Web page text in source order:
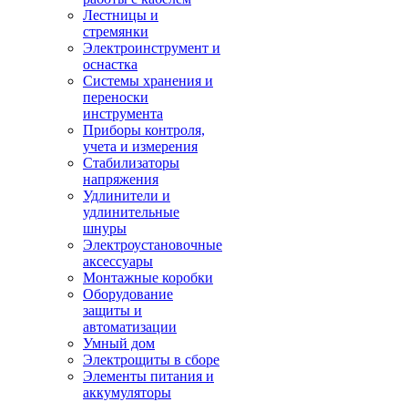
Лестницы и
стремянки
Электроинструмент и
оснастка
Системы хранения и
переноски
инструмента
Приборы контроля,
учета и измерения
Стабилизаторы
напряжения
Удлинители и
удлинительные
шнуры
Электроустановочные
аксессуары
Монтажные коробки
Оборудование
защиты и
автоматизации
Умный дом
Электрощиты в сборе
Элементы питания и
аккумуляторы